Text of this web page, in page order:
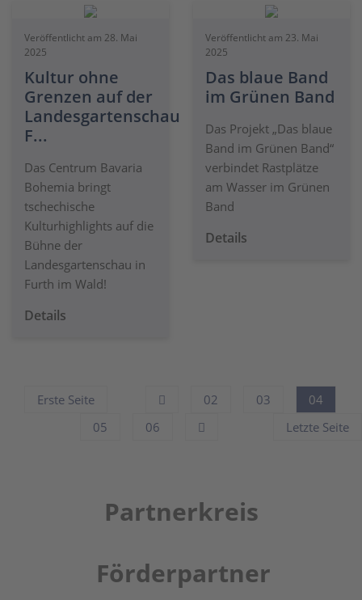
Veröffentlicht am 28. Mai
2025
Kultur ohne
Grenzen auf der
Landesgartenschau
F...
Das Centrum Bavaria
Bohemia bringt
tschechische
Kulturhighlights auf die
Bühne der
Landesgartenschau in
Furth im Wald!
Details
Veröffentlicht am 23. Mai
2025
Das blaue Band
im Grünen Band
Das Projekt „Das blaue
Band im Grünen Band“
verbindet Rastplätze
am Wasser im Grünen
Band
Details
Erste Seite 02 03
04
05
06 Letzte Seite
Partnerkreis
Förderpartner